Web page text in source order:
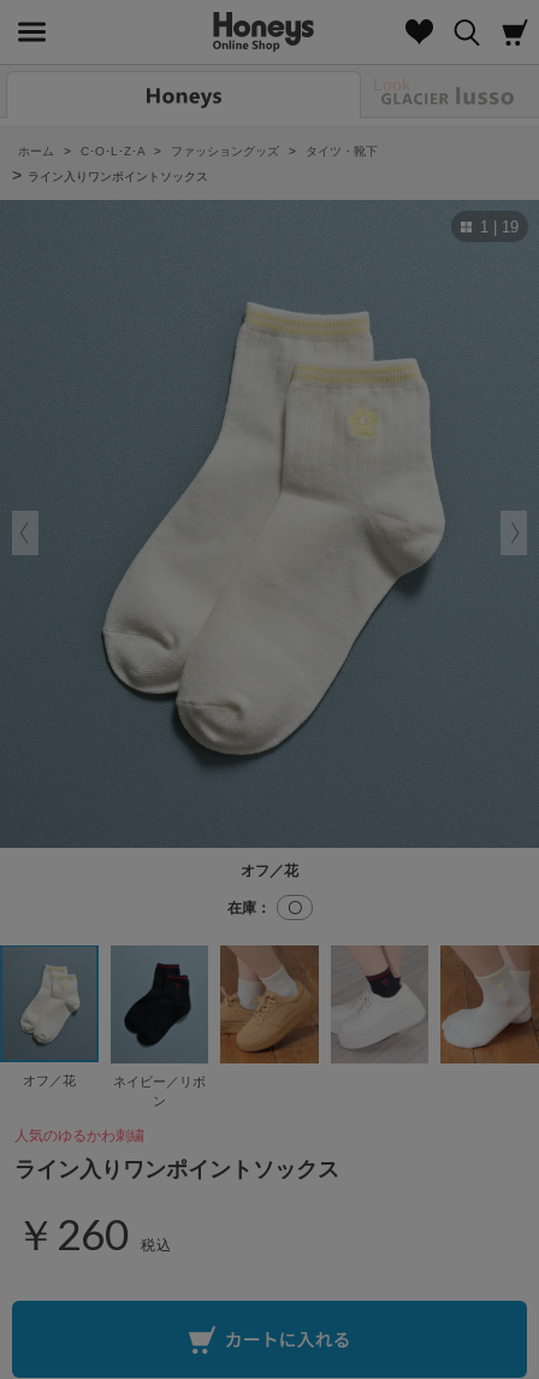
ホーム > C･O･L･Z･A > ファッショングッズ > タイツ・靴下
> ライン入りワンポイントソックス
1 | 19
オフ／花
在庫： 〇
オフ／花
ネイビー／リボ
ン
人気のゆるかわ刺繍
ライン入りワンポイントソックス
￥260 税込